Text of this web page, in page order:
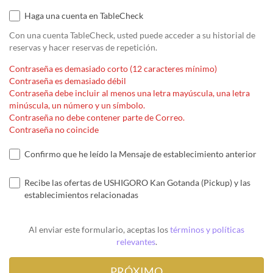
Haga una cuenta en TableCheck
Con una cuenta TableCheck, usted puede acceder a su historial de
reservas y hacer reservas de repetición.
Contraseña es demasiado corto (12 caracteres mínimo)
Contraseña es demasiado débil
Contraseña debe incluir al menos una letra mayúscula, una letra
minúscula, un número y un símbolo.
Contraseña no debe contener parte de Correo.
Contraseña no coincide
Confirmo que he leído la Mensaje de establecimiento anterior
Recibe las ofertas de USHIGORO Kan Gotanda (Pickup) y las
establecimientos relacionadas
Al enviar este formulario, aceptas lostérminos y políticas
relevantes.